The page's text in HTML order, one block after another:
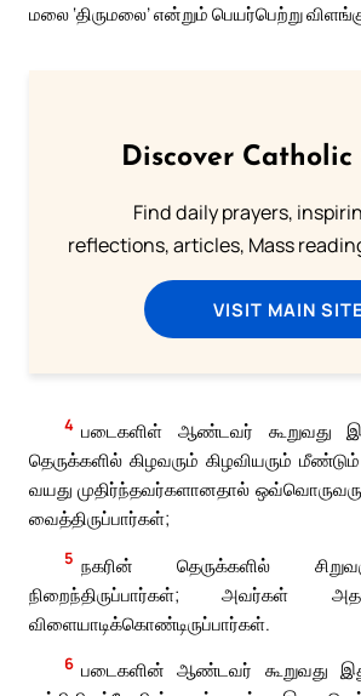
மலை ‘திருமலை’ என்றும் பெயர்பெற்று
Discover
Find daily prayers,
reflections, articles, Mass
VISIT MAIN SITE
4 படைகளிள் ஆண்டவர் கூறுவது
தெருக்களில் கிழவரும் கிழவியரும்
வயது முதிர்ந்தவர்களானதால்
வைத்திருப்பார்கள்;
5 நகரின் தெருக்களில்
நிறைந்திருப்பார்கள்; அவர்கள்
விளையாடிக்கொண்டிருப்பார்கள்.
6 படைகளின் ஆண்டவர் கூறுவது